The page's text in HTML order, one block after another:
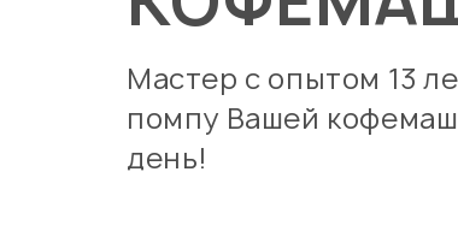
Мастер с опытом 13
помпу Вашей
день!